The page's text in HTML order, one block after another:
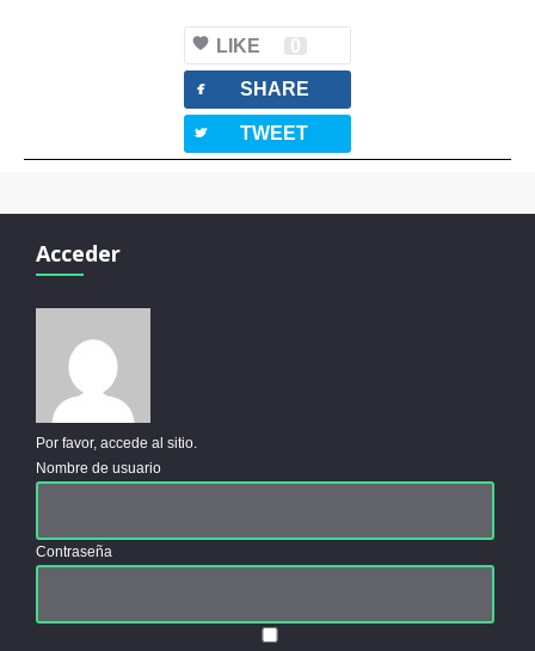
LIKE 0
facebook SHARE
twitterbird TWEET
Acceder
Por favor, accede al sitio.
Nombre de usuario
Contraseña